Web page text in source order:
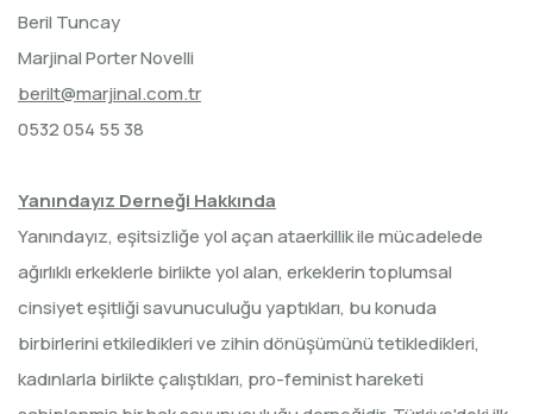
Beril Tuncay
Marjinal Porter Novelli
berilt@marjinal.com.tr
0532 054 55 38
Yanındayız Derneği Hakkında
Yanındayız, eşitsizliğe yol açan ataerkillik ile mücadelede
ağırlıklı erkeklerle birlikte yol alan, erkeklerin toplumsal
cinsiyet eşitliği savunuculuğu yaptıkları, bu konuda
birbirlerini etkiledikleri ve zihin dönüşümünü tetikledikleri,
kadınlarla birlikte çalıştıkları, pro-feminist hareketi